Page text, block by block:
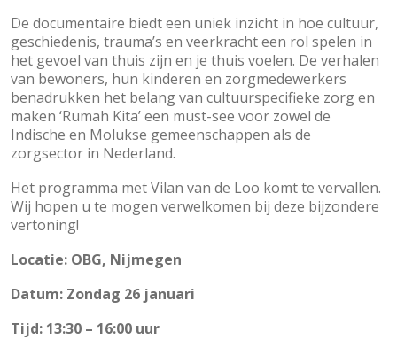
De documentaire biedt een uniek inzicht in hoe cultuur,
geschiedenis, trauma’s en veerkracht een rol spelen in
het gevoel van thuis zijn en je thuis voelen. De verhalen
van bewoners, hun kinderen en zorgmedewerkers
benadrukken het belang van cultuurspecifieke zorg en
maken ‘Rumah Kita’ een must-see voor zowel de
Indische en Molukse gemeenschappen als de
zorgsector in Nederland.
Het programma met Vilan van de Loo komt te vervallen.
Wij hopen u te mogen verwelkomen bij deze bijzondere
vertoning!
Locatie: OBG, Nijmegen
Datum: Zondag 26 januari
Tijd: 13:30 – 16:00 uur